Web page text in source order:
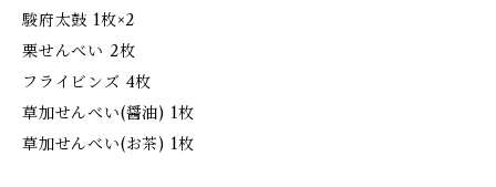
駿府太鼓 1枚×2
栗せんべい 2枚
フライビンズ 4枚
草加せんべい(醤油) 1枚
草加せんべい(お茶) 1枚